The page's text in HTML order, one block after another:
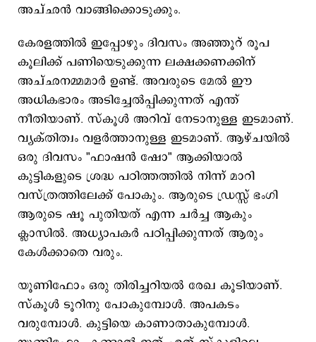
അച്ഛൻ വാങ്ങിക്കൊടുക്കും.
കേരളത്തിൽ ഇപ്പോഴും ദിവസം അഞ്ഞൂറ് രൂപ
കൂലിക്ക് പണിയെടുക്കുന്ന ലക്ഷക്കണക്കിന്
അച്ഛനമ്മമാർ ഉണ്ട്. അവരുടെ മേൽ ഈ
അധികഭാരം അടിച്ചേൽപ്പിക്കുന്നത് എന്ത്
നീതിയാണ്. സ്കൂൾ അറിവ് നേടാനുള്ള ഇടമാണ്.
വ്യക്തിത്വം വളർത്താനുള്ള ഇടമാണ്. ആഴ്ചയിൽ
ഒരു ദിവസം "ഫാഷൻ ഷോ" ആക്കിയാൽ
കുട്ടികളുടെ ശ്രദ്ധ പഠിത്തത്തിൽ നിന്ന് മാറി
വസ്ത്രത്തിലേക്ക് പോകും. ആരുടെ ഡ്രസ്സ് ഭംഗി
ആരുടെ ഷൂ പുതിയത് എന്ന ചർച്ച ആകും
ക്ലാസിൽ. അധ്യാപകർ പഠിപ്പിക്കുന്നത് ആരും
കേൾക്കാതെ വരും.
യൂണിഫോം ഒരു തിരിച്ചറിയൽ രേഖ കൂടിയാണ്.
സ്കൂൾ ടൂറിനു പോകുമ്പോൾ. അപകടം
വരുമ്പോൾ. കുട്ടിയെ കാണാതാകുമ്പോൾ.